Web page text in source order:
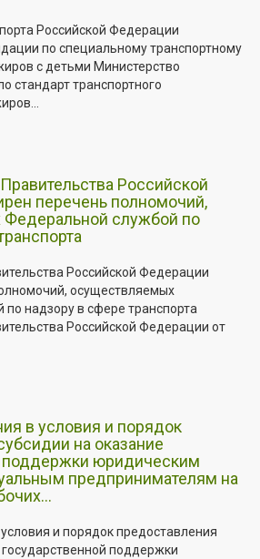
Российской Федерации
по специальному транспортному
с детьми Министерство
стандарт транспортного
Российской
перечень полномочий,
службой по
Российской Федерации
осуществляемых
надзору в сфере транспорта
Российской Федерации от
в условия и порядок
на оказание
поддержки юридическим
предпринимателям на
и порядок предоставления
поддержки